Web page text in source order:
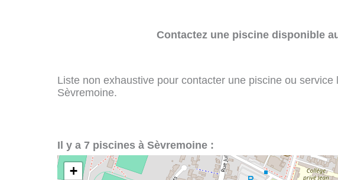
Contactez une piscine disponible
Liste non exhaustive pour contacter une piscine ou service
Sèvremoine.
Il y a 7 piscines à Sèvremoine :
+